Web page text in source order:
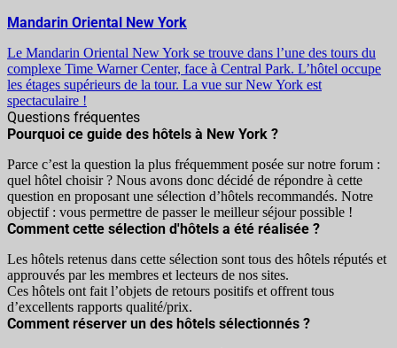
Mandarin Oriental New York
Le Mandarin Oriental New York se trouve dans l’une des tours du
complexe Time Warner Center, face à Central Park. L’hôtel occupe
les étages supérieurs de la tour. La vue sur New York est
spectaculaire !
Questions fréquentes
Pourquoi ce guide des hôtels à New York ?
Parce c’est la question la plus fréquemment posée sur notre forum :
quel hôtel choisir ? Nous avons donc décidé de répondre à cette
question en proposant une sélection d’hôtels recommandés. Notre
objectif : vous permettre de passer le meilleur séjour possible !
Comment cette sélection d'hôtels a été réalisée ?
Les hôtels retenus dans cette sélection sont tous des hôtels réputés et
approuvés par les membres et lecteurs de nos sites.
Ces hôtels ont fait l’objets de retours positifs et offrent tous
d’excellents rapports qualité/prix.
Comment réserver un des hôtels sélectionnés ?